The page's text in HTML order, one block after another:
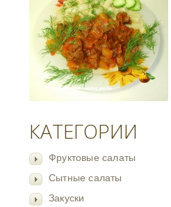
КАТЕГОРИИ
Фруктовые салаты
Сытные салаты
Закуски